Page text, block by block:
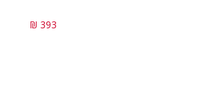
393 ₪